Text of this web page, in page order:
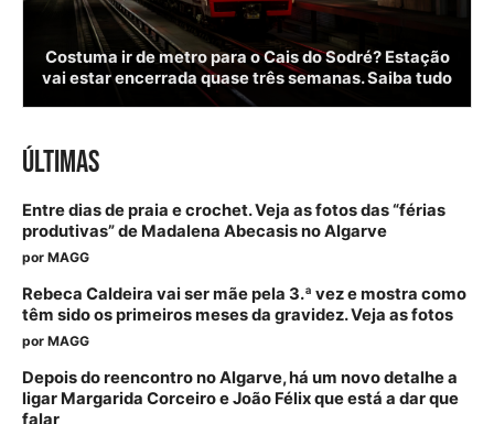
Costuma ir de metro para o Cais do Sodré? Estação
vai estar encerrada quase três semanas. Saiba tudo
ÚLTIMAS
Entre dias de praia e crochet. Veja as fotos das “férias
produtivas” de Madalena Abecasis no Algarve
por MAGG
Rebeca Caldeira vai ser mãe pela 3.ª vez e mostra como
têm sido os primeiros meses da gravidez. Veja as fotos
por MAGG
Depois do reencontro no Algarve, há um novo detalhe a
ligar Margarida Corceiro e João Félix que está a dar que
falar